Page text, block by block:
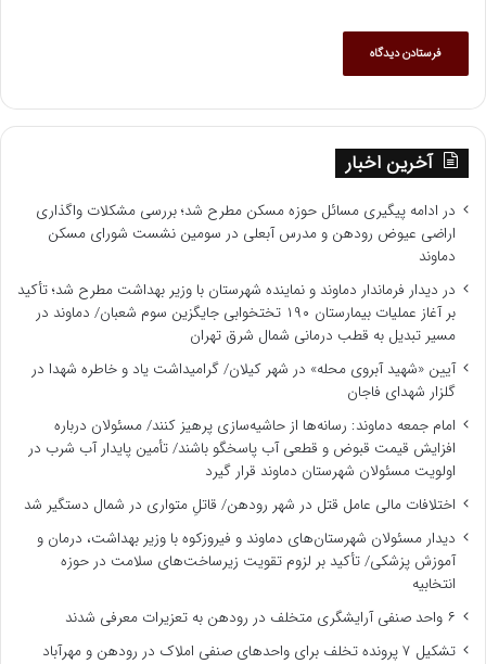
آخرین اخبار
در ادامه پیگیری مسائل حوزه مسکن مطرح شد؛ بررسی مشکلات واگذاری
اراضی عیوض رودهن و مدرس آبعلی در سومین نشست شورای مسکن
دماوند
در دیدار فرماندار دماوند و نماینده شهرستان با وزیر بهداشت مطرح شد؛ تأکید
بر آغاز عملیات بیمارستان ۱۹۰ تختخوابی جایگزین سوم شعبان/ دماوند در
مسیر تبدیل به قطب درمانی شمال شرق تهران
آیین «شهید آبروی محله» در شهر کیلان/ گرامیداشت یاد و خاطره شهدا در
گلزار شهدای فاجان
امام جمعه دماوند: رسانه‌ها از حاشیه‌سازی پرهیز کنند/ مسئولان درباره
افزایش قیمت قبوض و قطعی آب پاسخگو باشند/ تأمین پایدار آب شرب در
اولویت مسئولان شهرستان دماوند قرار گیرد
اختلافات مالی عامل قتل در شهر رودهن/ قاتلِ متواری در شمال دستگیر شد
دیدار مسئولان شهرستان‌های دماوند و فیروزکوه با وزیر بهداشت، درمان و
آموزش پزشکی/ تأکید بر لزوم تقویت زیرساخت‌های سلامت در حوزه
انتخابیه
۶ واحد صنفی آرایشگری متخلف در رودهن به تعزیرات معرفی شدند
تشکیل ۷ پرونده تخلف برای واحدهای صنفی املاک در رودهن و مهرآباد